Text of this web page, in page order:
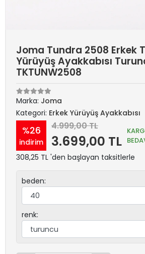
Joma Tundra 2508 Erkek
Yürüyüş Ayakkabısı
TKTUNW2508
Marka: Joma
Kategori: Erkek Yürüyüş Ayakkabısı
%26
indirim
4.999,00 TL
3.699,00 TL
308,25 TL 'den başlayan taksitlerle
beden:
renk: